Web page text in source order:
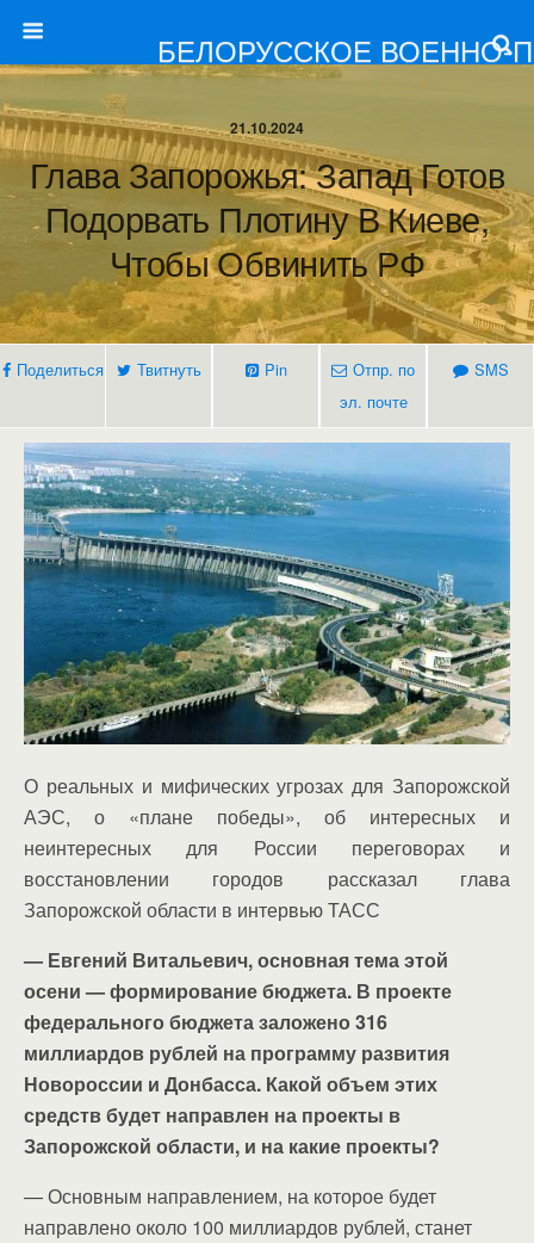
БЕЛОРУССКОЕ ВОЕННО-
21.10.2024
Глава Запорожья: Запад Готов
Подорвать Плотину В Киеве,
Чтобы Обвинить РФ
Поделиться Твитнуть Pin
Отпр. по
эл. почте
SMS
О реальных и мифических угрозах для Запорожской
АЭС, о «плане победы», об интересных и
неинтересных для России переговорах и
восстановлении городов рассказал глава
Запорожской области в интервью ТАСС
— Евгений Витальевич, основная тема этой
осени — формирование бюджета. В проекте
федерального бюджета заложено 316
миллиардов рублей на программу развития
Новороссии и Донбасса. Какой объем этих
средств будет направлен на проекты в
Запорожской области, и на какие проекты?
— Основным направлением, на которое будет
направлено около 100 миллиардов рублей, станет